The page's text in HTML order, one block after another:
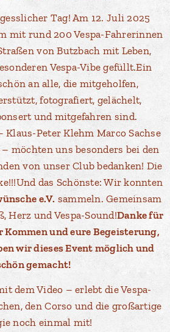
Tag! Am 12. Juli 2025
mit rund 200 Vespa-Fahrerinnen
von Butzbach mit Leben,
Vespa-Vibe gefüllt.Ein
an alle, die mitgeholfen,
fotografiert, gelächelt,
und mitgefahren sind.
Peter Klehm Marco Sachse
möchten uns besonders bei den
von unser Club bedanken! Die
das Schönste: Wir konnten
e.V. sammeln. Gemeinsam
Herz und Vespa-Sound!Danke für
Kommen und eure Begeisterung,
wir dieses Event möglich und
gemacht!
dem Video – erlebt die Vespa-
den Corso und die großartige
noch einmal mit!